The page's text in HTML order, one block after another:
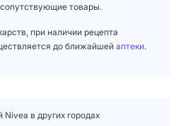
товары.
при наличии рецепта
до ближайшей аптеки.
в других городах